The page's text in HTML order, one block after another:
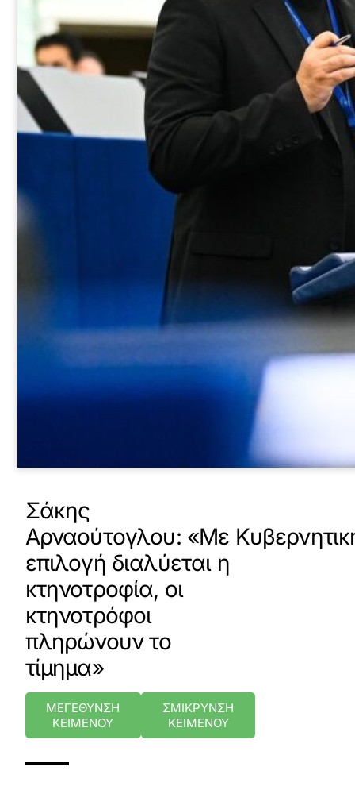
Σάκης
Αρναούτογλου: «Με
επιλογή διαλύεται η
κτηνοτροφία, οι
κτηνοτρόφοι
πληρώνουν το
τίμημα»
ΜΕΓΕΘΥΝΣΗ
ΚΕΙΜΕΝΟΥ
ΣΜΙΚΡΥΝΣΗ
ΚΕΙΜΕΝΟΥ